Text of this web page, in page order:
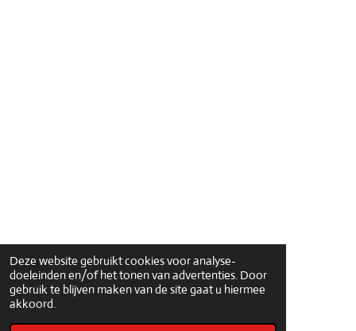
Deze website gebruikt cookies voor analyse-
doeleinden en/of het tonen van advertenties. Door
gebruik te blijven maken van de site gaat u hiermee
akkoord.